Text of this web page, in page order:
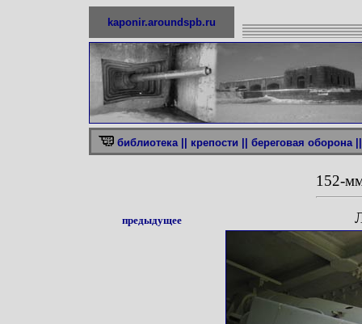
kaponir.aroundspb.ru
библиотека || крепости || береговая оборона ||
152-
предыдущее